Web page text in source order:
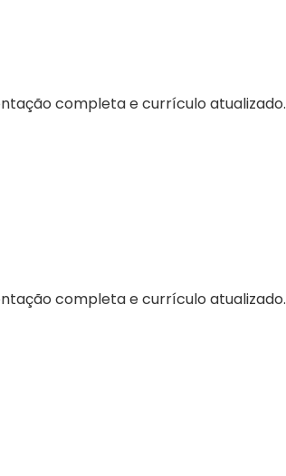
completa e currículo atualizado.
completa e currículo atualizado.